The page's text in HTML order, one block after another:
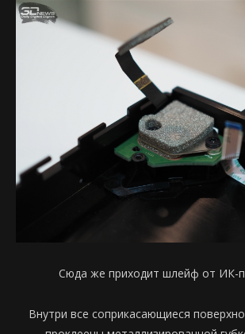
Сюда же приходит шлейф от ИК-
Внутри все соприкасающиеся